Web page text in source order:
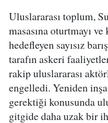
Uluslararası toplum,
masasına oturtmayı
hedefleyen sayısız
tarafın askeri
rakip uluslararası
engelledi. Yeniden
gerektiği konusunda
gitgide daha uzak bir